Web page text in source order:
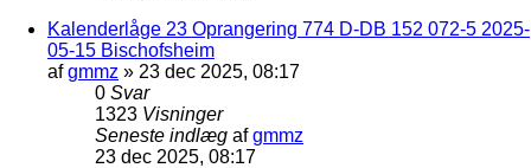
Kalenderlåge 23 Oprangering 774 D-DB 152 072-5 2025-
05-15 Bischofsheim
afgmmz » 23 dec 2025, 08:17
0 Svar
1323 Visninger
Seneste indlæg afgmmz
23 dec 2025, 08:17